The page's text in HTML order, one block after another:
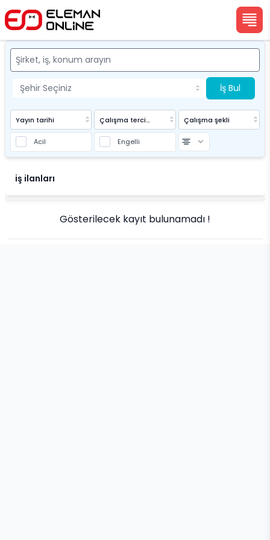
İş Bul
Yayın tarihi Çalışma tercihi Çalışma şekli
Acil Engelli
iş ilanları
Gösterilecek kayıt bulunamadı !